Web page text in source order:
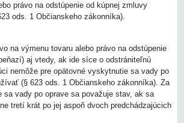
právo na odstúpenie od kúpnej zmluvy
ods. 1 Občianskeho zákonníka).
na výmenu tovaru alebo právo na odstúpenie
aj vtedy, ak ide síce o odstrániteľnú
nemôže pre opätovné vyskytnutie sa vady po
(§ 623 ods. 1 Občianskeho zákonníka). Za
sa vady po oprave sa považuje stav, ak sa
tretí krát po jej aspoň dvoch predchádzajúcich